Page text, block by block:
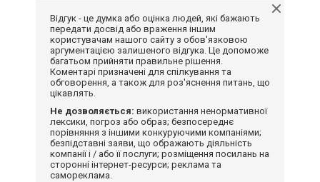
Відгук - це думка або оцінка людей, які бажають
передати досвід або враження іншим
користувачам нашого сайту з обов'язковою
аргументацією залишеного відгука. Це допоможе
багатьом прийняти правильне рішення.
Коментарі призначені для спілкування та
обговорення, а також для роз'яснення питань, що
цікавлять.
Не дозволяється: використання ненормативної
лексики, погроз або образ; безпосереднє
порівняння з іншими конкуруючими компаніями;
безпідставні заяви, що ображають діяльність
компанії і / або її послуги; розміщення посилань на
сторонні інтернет-ресурси; реклама та
самореклама.